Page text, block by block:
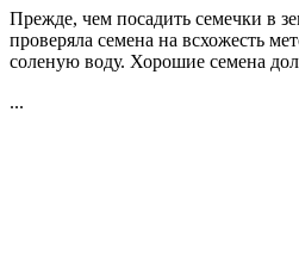
Прежде, чем посадить семечки в
проверяла семена на всхожесть
соленую воду. Хорошие семена
...